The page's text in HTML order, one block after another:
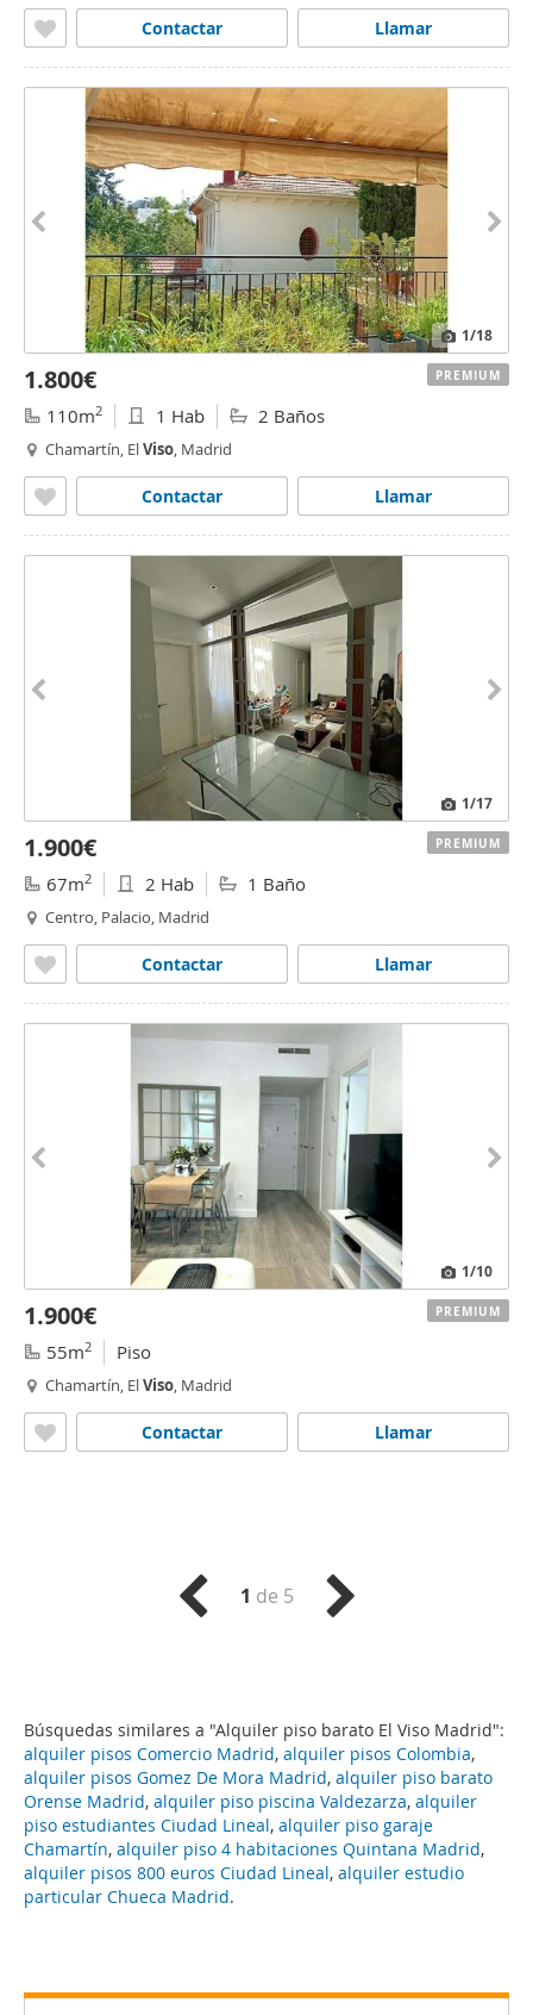
Búsquedas similares a "Alquiler piso barato El Viso Madrid":
alquiler pisos Comercio Madrid, alquiler pisos Colombia,
alquiler pisos Gomez De Mora Madrid, alquiler piso barato
Orense Madrid, alquiler piso piscina Valdezarza, alquiler
piso estudiantes Ciudad Lineal, alquiler piso garaje
Chamartín, alquiler piso 4 habitaciones Quintana Madrid,
alquiler pisos 800 euros Ciudad Lineal, alquiler estudio
particular Chueca Madrid.
Llamar
Contactar
1/18
1.800€
110m2 1 Hab 2 Baños
Chamartín, ElViso, Madrid
Llamar
Contactar
PREMIUM
1/17
1.900€
67m2 2 Hab 1 Baño
Centro, Palacio, Madrid
Llamar
Contactar
PREMIUM
1/10
1.900€
55m2 Piso
Chamartín, ElViso, Madrid
Llamar
Contactar
PREMIUM
1 de 5